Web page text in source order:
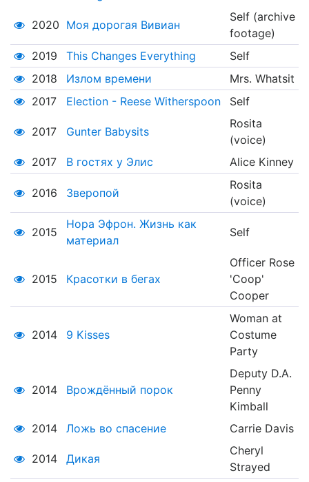
2020 Моя дорогая Вивиан
Self (archive
footage)
2019
This Changes Everything
Self
2018
Излом времени
Mrs. Whatsit
2017
Election - Reese Witherspoon Self
2017 Gunter Babysits
Rosita
(voice)
2017
В гостях у Элис Alice Kinney
2016 Зверопой
Rosita
(voice)
2015
Нора Эфрон. Жизнь как
материал
Self
2015 Красотки в бегах
Officer Rose
'Coop'
Cooper
2014 9 Kisses
Woman at
Costume
Party
2014 Врождённый порок
Deputy D.A.
Penny
Kimball
2014
Ложь во спасение Carrie Davis
2014 Дикая
Cheryl
Strayed